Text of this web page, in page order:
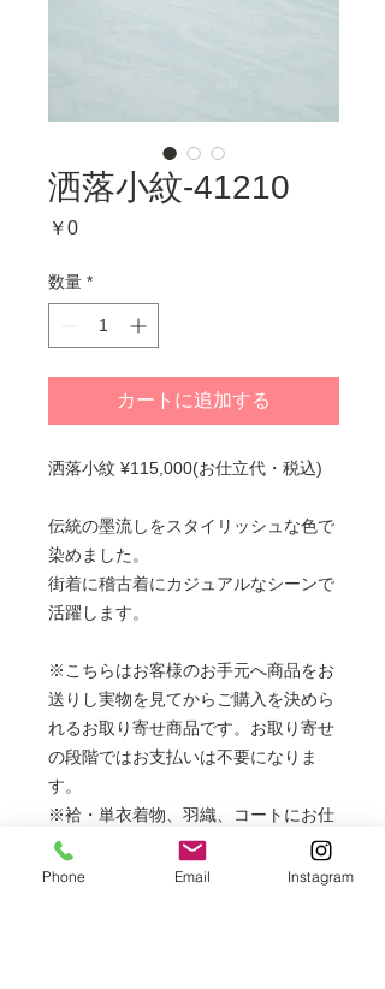
洒落小紋-41210
￥0価
数量 *
カートに追加する
洒落小紋 ¥115,000(お仕立代・税込)
伝統の墨流しをスタイリッシュな色で
染めました。
街着に稽古着にカジュアルなシーンで
活躍します。
※こちらはお客様のお手元へ商品をお
送りし実物を見てからご購入を決めら
れるお取り寄せ商品です。お取り寄せ
の段階ではお支払いは不要になりま
す。
※袷・単衣着物、羽織、コートにお仕
立てできます。
フルレングスの長コートは表示価格
Phone Email Instagram